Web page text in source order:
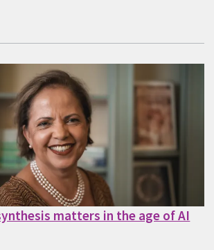
matters in the age of AI